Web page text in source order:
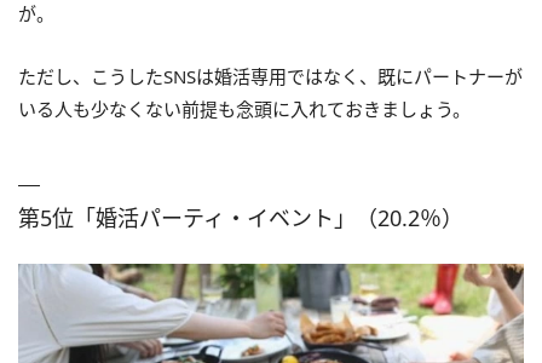
が。
ただし、こうしたSNSは婚活専用ではなく、既にパートナーが
いる人も少なくない前提も念頭に入れておきましょう。
第5位「婚活パーティ・イベント」（20.2％）